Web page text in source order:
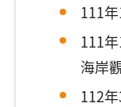
111
111
海岸
112